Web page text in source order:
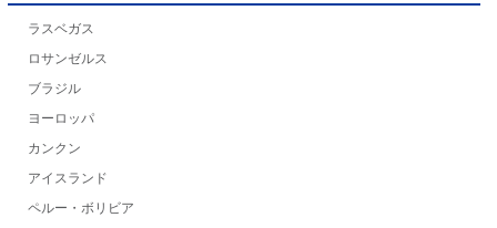
ラスベガス
ロサンゼルス
ブラジル
ヨーロッパ
カンクン
アイスランド
ペルー・ボリビア